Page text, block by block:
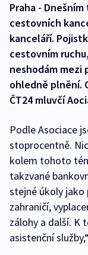
Praha -
cestovních
kanceláří.
cestovním
neshodám mezi
ohledně plnění.
ČT24 mluvčí
Podle Asociace
stoprocentně.
kolem tohoto
takzvané
stejné úkoly jako
zahraničí,
zálohy a další. K
asistenční